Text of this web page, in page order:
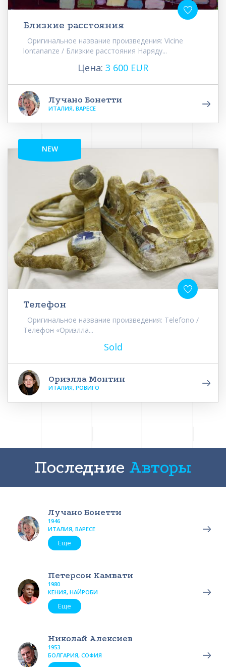
Близкие расстояния
Оригинальное название произведения: Vicine
lontananze / Близкие расстояния Наряду...
Цена: 3 600 EUR
Лучано Бонетти
ИТАЛИЯ, ВАРЕСЕ
NEW
Телефон
Оригинальное название произведения: Telefono /
Телефон «Ориэлла...
Sold
Ориэлла Монтин
ИТАЛИЯ, РОВИГО
Последние Авторы
Лучано Бонетти
1946
ИТАЛИЯ, ВАРЕСЕ
Еще
Петерсон Камвати
1980
КЕНИЯ, НАЙРОБИ
Еще
Николай Алексиев
1953
БОЛГАРИЯ, СОФИЯ